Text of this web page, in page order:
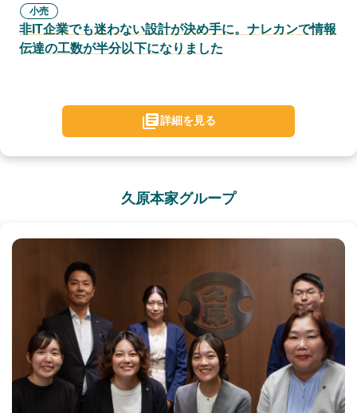
小売
非IT企業でも迷わない設計が決め手に。ナレカンで情報
伝達の工数が半分以下になりました
詳細を見る
久原本家グループ